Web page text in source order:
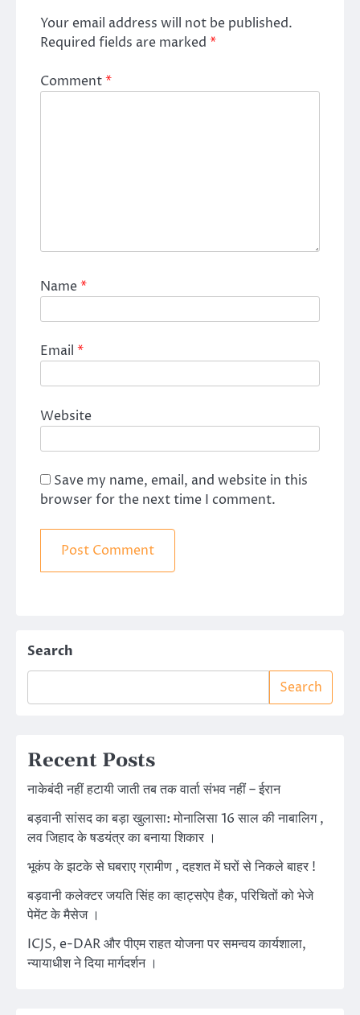
Your email address will not be published.
Required fields are marked *
Comment*
Name*
Email *
Website
Save my name, email, and website in this
browser for the next time I comment.
Search
Search
Recent Posts
नाकेबंदी नहीं हटायी जाती तब तक वार्ता संभव नहीं – ईरान
बड़वानी सांसद का बड़ा खुलासा: मोनालिसा 16 साल की नाबालिग ,
लव जिहाद के षडयंत्र का बनाया शिकार ।
भूकंप के झटके से घबराए ग्रामीण , दहशत में घरों से निकले बाहर !
बड़वानी कलेक्टर जयति सिंह का व्हाट्सऐप हैक, परिचितों को भेजे
पेमेंट के मैसेज ।
ICJS, e-DAR और पीएम राहत योजना पर समन्वय कार्यशाला,
न्यायाधीश ने दिया मार्गदर्शन ।